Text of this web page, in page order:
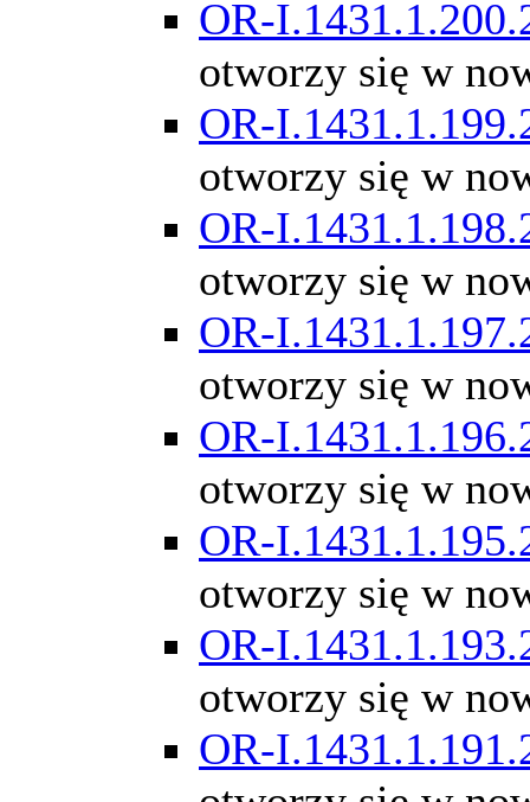
OR-
otworzy się w
OR-
otworzy się w
OR-
otworzy się w
OR-
otworzy się w
OR-
otworzy się w
OR-
otworzy się w
OR-
otworzy się w
OR-